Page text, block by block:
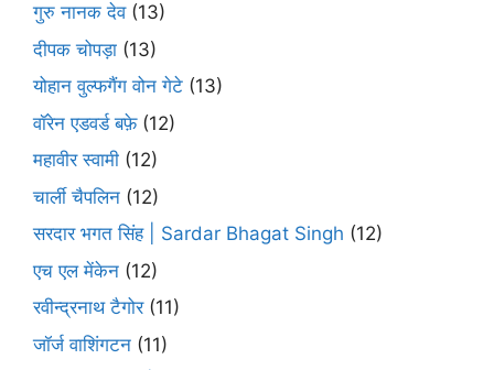
गुरु नानक देव(13)
दीपक चोपड़ा (13)
योहान वुल्फगैंग वोन गेटे (13)
वॉरेन एडवर्ड बफ़े(12)
महावीर स्वामी (12)
चार्ली चैपलिन (12)
सरदार भगत सिंह | Sardar Bhagat Singh (12)
एच एल मेंकेन (12)
रवीन्द्रनाथ टैगोर(11)
जॉर्ज वाशिंगटन (11)